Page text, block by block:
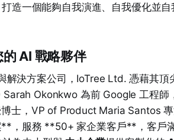
造一個能夠自我演進、自我優化並自
AI 戰略夥伴
解決方案公司，IoTree Ltd. 憑藉其
Sarah Okonkwo 為前 Google 工程
士，VP of Product Maria Santos
**，服務 **50+ 家企業客戶**，客戶